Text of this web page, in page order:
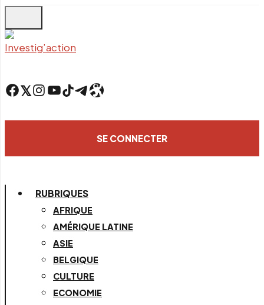
to
main
Facebook Twitter Instagram YouTube TikTok TelegramLien
SE CONNECTER
RUBRIQUES
AFRIQUE
AMÉRIQUE LATINE
ASIE
BELGIQUE
CULTURE
ECONOMIE